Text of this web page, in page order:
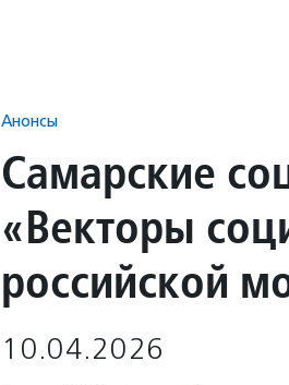
Анонсы
Самарские
«Векторы
российской
10.04.2026